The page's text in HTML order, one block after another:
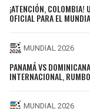
¡ATENCIÓN, COLOMBIA!
OFICIAL PARA EL
MUNDIAL 2026
PANAMÁ VS
INTERNACIONAL,
MUNDIAL 2026